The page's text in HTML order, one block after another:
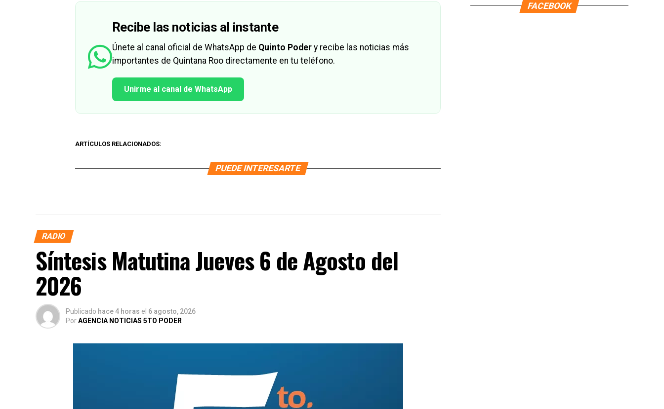
Recibe las noticias al instante
Únete al canal oficial de WhatsApp de Quinto Poder y recibe las noticias más
importantes de Quintana Roo directamente en tu teléfono.
Unirme al canal de WhatsApp
ARTÍCULOS RELACIONADOS:
PUEDE INTERESARTE
RADIO
Síntesis Matutina Jueves 6 de Agosto del
2026
Publicado hace 4 horas el 6 agosto, 2026
PorAGENCIA NOTICIAS 5TO PODER
FACEBOOK